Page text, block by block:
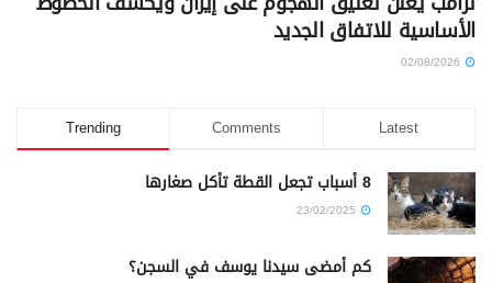
الأساسية للاتفاق الجديد
Trending Comments Latest
8 أسباب تجعل القطة تأكل صغارها
كم أمضى سيدنا يوسف في السجن؟